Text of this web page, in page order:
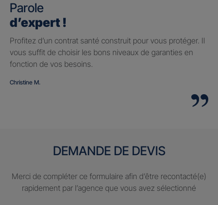
Parole
d’expert !
Profitez d’un contrat santé construit pour vous protéger. Il
vous suffit de choisir les bons niveaux de garanties en
fonction de vos besoins.
Christine M.
DEMANDE DE DEVIS
Merci de compléter ce formulaire afin d’être recontacté(e)
rapidement par l’agence que vous avez sélectionné